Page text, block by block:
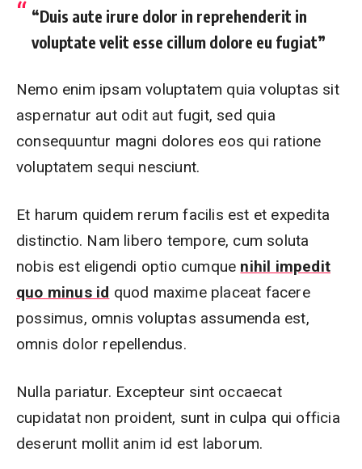
“Duis aute irure dolor in reprehenderit in
voluptate velit esse cillum dolore eu fugiat”
Nemo enim ipsam voluptatem quia voluptas sit
aspernatur aut odit aut fugit, sed quia
consequuntur magni dolores eos qui ratione
voluptatem sequi nesciunt.
Et harum quidem rerum facilis est et expedita
distinctio. Nam libero tempore, cum soluta
nobis est eligendi optio cumque nihil impedit
quo minus id quod maxime placeat facere
possimus, omnis voluptas assumenda est,
omnis dolor repellendus.
Nulla pariatur. Excepteur sint occaecat
cupidatat non proident, sunt in culpa qui officia
deserunt mollit anim id est laborum.